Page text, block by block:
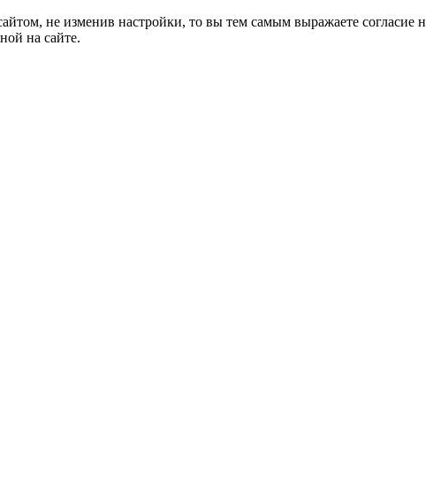
не изменив настройки, то вы тем самым выражаете согласие
на сайте.